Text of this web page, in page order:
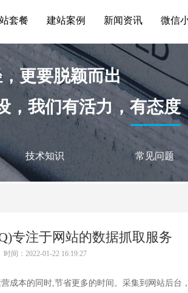
套餐 建站案例 新闻资讯 微信
更要脱颖而出
，我们有活力，有态度
技术知识 常见问题
专注于网站的数据抓取服务
时间：2022-01-22 16:19:27
本的同时,节省更多的时间。采集到网站后台